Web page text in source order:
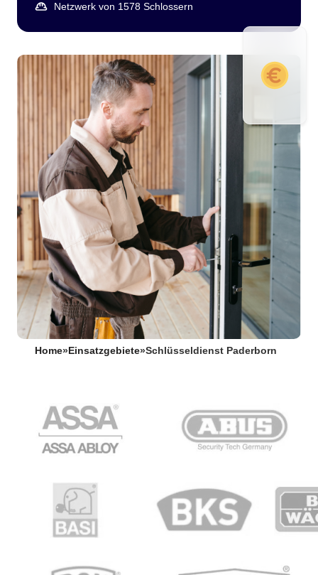
Netzwerk von 1578 Schlossern
Home» Einsatzgebiete»Schlüsseldienst Paderborn